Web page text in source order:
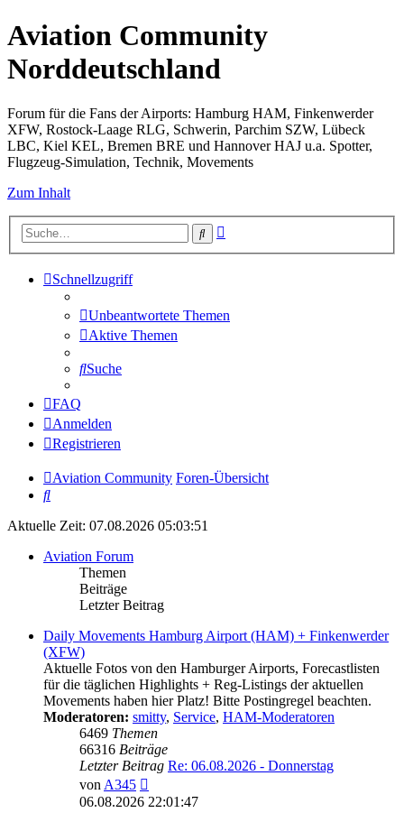
Aviation Community
Norddeutschland
Forum für die Fans der Airports: Hamburg HAM, Finkenwerder
XFW, Rostock-Laage RLG, Schwerin, Parchim SZW, Lübeck
LBC, Kiel KEL, Bremen BRE und Hannover HAJ u.a. Spotter,
Flugzeug-Simulation, Technik, Movements
Zum Inhalt
Suche
Schnellzugriff
Unbeantwortete Themen
Aktive Themen
Suche
FAQ
Anmelden
Registrieren
Aviation Community Foren-Übersicht
Suche
Aktuelle Zeit: 07.08.2026 05:03:51
Aviation Forum
Themen
Beiträge
Letzter Beitrag
Daily Movements Hamburg Airport (HAM) + Finkenwerder
(XFW)
Aktuelle Fotos von den Hamburger Airports, Forecastlisten
für die täglichen Highlights + Reg-Listings der aktuellen
Movements haben hier Platz! Bitte Postingregel beachten.
Moderatoren: smitty, Service, HAM-Moderatoren
6469 Themen
66316 Beiträge
Letzter Beitrag Re: 06.08.2026 - Donnerstag
vonA345
Beitrag
06.08.2026 22:01:47